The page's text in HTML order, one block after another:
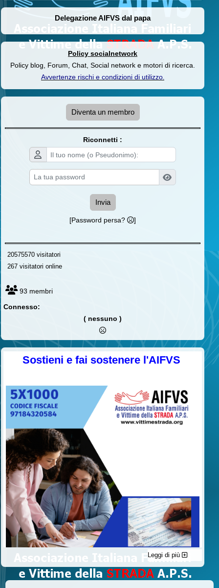
Delegazione AIFVS dal papa
Policy socialnetwork
Policy blog, Forum, Chat, Social network e motori di ricerca.
Avvertenze rischi e condizioni di utilizzo.
Diventa un membro
Riconnetti :
Invia
[Password persa? ]
20575570 visitatori
267 visitatori online
93 membri
Connesso:
( nessuno )
Sostieni e fai sostenere l'AIFVS
C'è un modo di contribuire alle attività dell’A.I.F.V.S. a favore
delle vittime della strada e per dare giustizia ai superstiti ed ai
loro familiari che non costa nulla: devolvere il 5 per mille della
Leggi di più